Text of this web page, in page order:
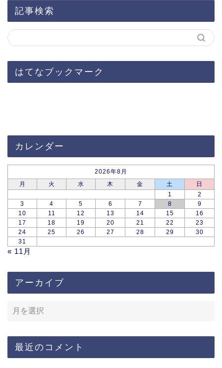
記事検索
はてなブックマーク
カレンダー
2026年8月
月
火 水 木 金 土
日
1
2
3
4 5 6 7 8
9
10
11 12 13 14 15
16
17
18 19 20 21 22
23
24
25 26 27 28 29
30
31
« 11月
アーカイブ
最近のコメント